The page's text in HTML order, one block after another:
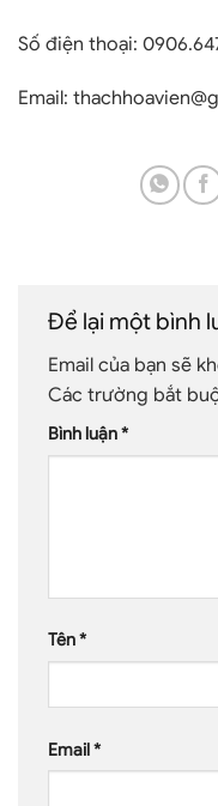
Số điện thoại:
Email:
Để lại một bình
Email của bạn sẽ
Các trường bắt
Bình luận*
Tên*
Email*